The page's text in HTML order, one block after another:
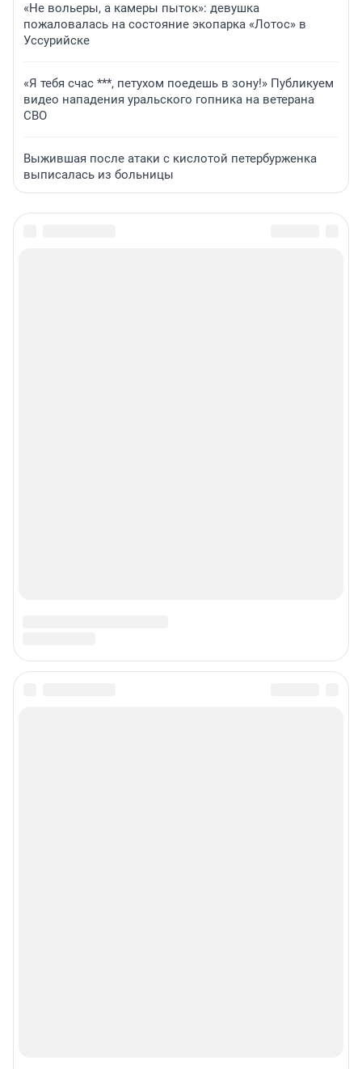
«Не вольеры, а камеры пыток»: девушка
пожаловалась на состояние экопарка «Лотос» в
Уссурийске
«Я тебя счас ***, петухом поедешь в зону!» Публикуем
видео нападения уральского гопника на ветерана
СВО
Выжившая после атаки с кислотой петербурженка
выписалась из больницы